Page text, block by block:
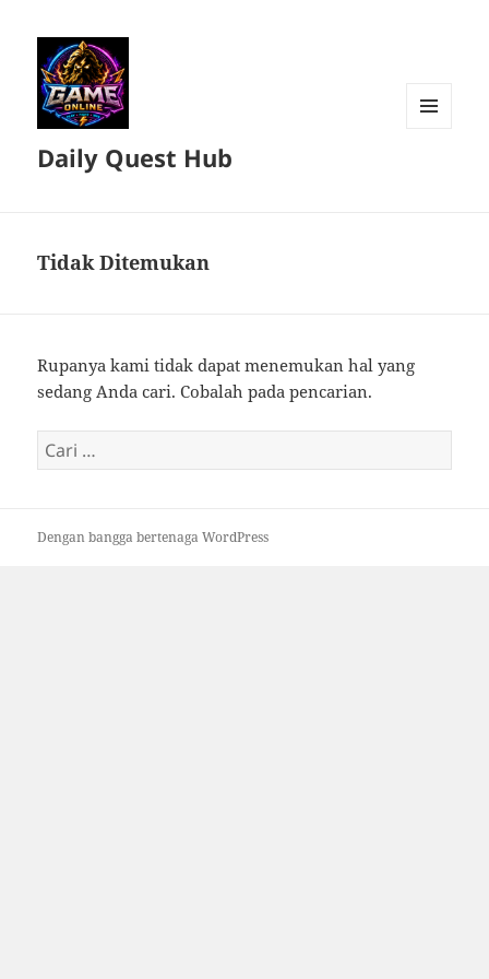
Daily Quest Hub
Tidak Ditemukan
Rupanya kami tidak dapat menemukan hal yang
sedang Anda cari. Cobalah pada pencarian.
Cari
untuk:
Dengan bangga bertenaga WordPress